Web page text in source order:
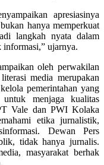
apresiasinya
hanya memperkuat
langkah nyata dalam
informasi,” ujarnya.
oleh perwakilan
media merupakan
pemerintahan yang
menjaga kualitas
Vale dan PWI Kolaka
etika jurnalistik,
Dewan Pers
tidak hanya jurnalis.
masyarakat berhak